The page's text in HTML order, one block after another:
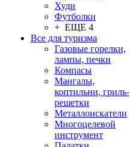
Худи
Футболки
+ ЕЩЕ 4
Все для туризма
Газовые горелки,
лампы, печки
Компасы
Мангалы,
коптильни, гриль-
решетки
Металлоискатели
Многоцелевой
инструмент